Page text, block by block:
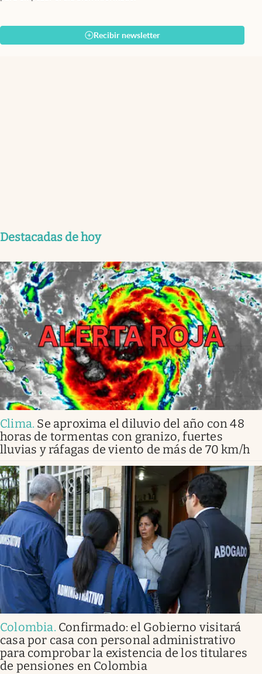
Recibir newsletter
Destacadas de hoy
Clima. Se aproxima el diluvio del año con 48
horas de tormentas con granizo, fuertes
lluvias y ráfagas de viento de más de 70 km/h
Colombia. Confirmado: el Gobierno visitará
casa por casa con personal administrativo
para comprobar la existencia de los titulares
de pensiones en Colombia